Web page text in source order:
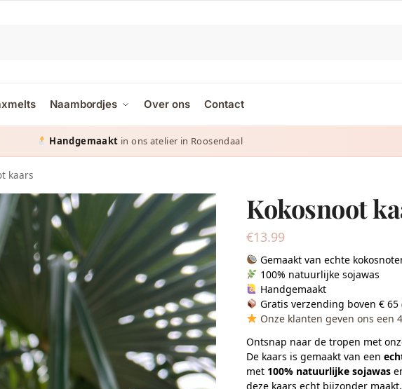
Naambordjes Over ons Contact
Gratis verzendingvanaf € 65 in Nederland & België
kaars
Kokosnoot
€13.99
Gemaakt van echte
100% natuurlijke sojawas
Handgemaakt
Gratis verzending boven € 65
Onze klanten geven ons een
Ontsnap naar de tropen met
De kaars is gemaakt van een
met 100% natuurlijke sojawas
deze kaars echt bijzonder